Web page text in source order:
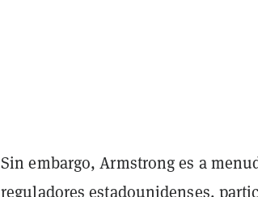
Sin embargo, Armstrong es a
reguladores estadounidenses,